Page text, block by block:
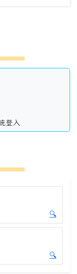
登入
🔍
開始本
🔍
開始舊